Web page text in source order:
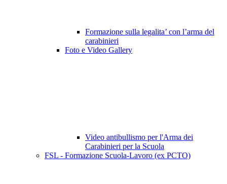
Formazione sulla legalita’ con l’arma del
carabinieri
Foto e Video Gallery
Video antibullismo per l'Arma dei
Carabinieri per la Scuola
FSL - Formazione Scuola-Lavoro (ex PCTO)